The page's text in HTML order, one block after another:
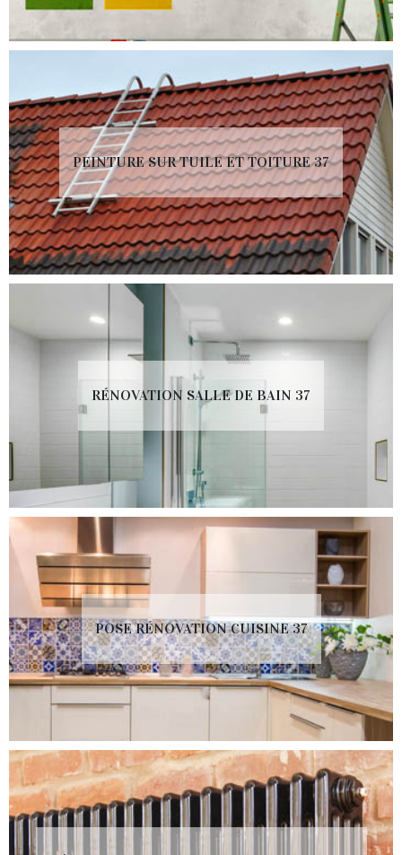
PEINTURE SUR TUILE ET TOITURE 37
RÉNOVATION SALLE DE BAIN 37
POSE RÉNOVATION CUISINE 37